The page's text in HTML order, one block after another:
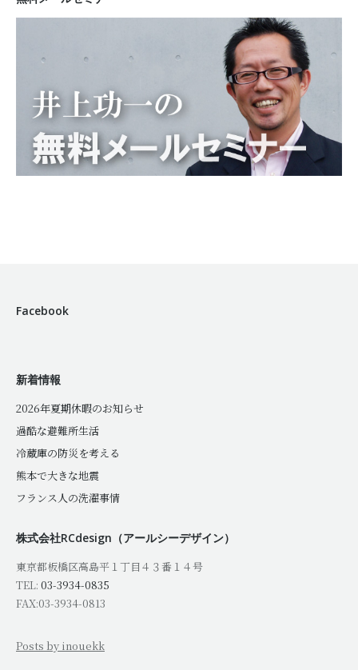
Facebook
新着情報
2026年夏期休暇のお知らせ
過酷な避難所生活
冷蔵庫の防災を考える
熊本で大きな地震
フランス人の洗濯事情
株式会社RCdesign（アールシーデザイン）
東京都板橋区高島平１丁目４３番１４号
TEL: 03-3934-0835
FAX:03-3934-0813
Posts by inouekk